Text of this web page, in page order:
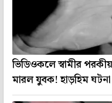
ভিডিওকলে স্বামীর
মারল যুবক! হাড়হিম